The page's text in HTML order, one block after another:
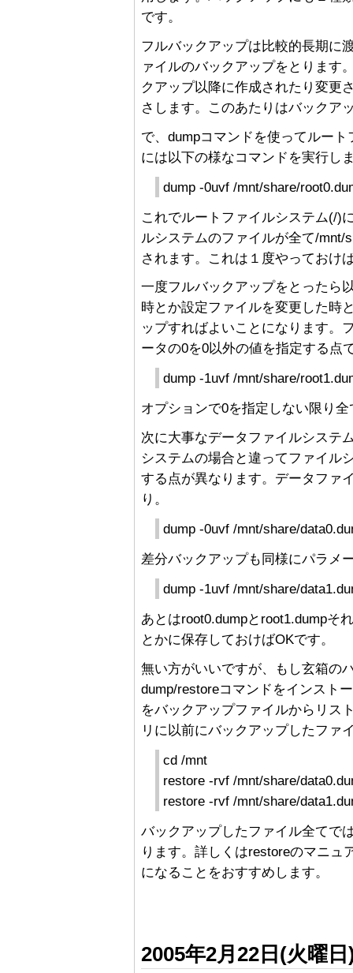
です。
フルバックアップは比較的長期に
ァイルのバックアップをとります
クアップ以降に作成されたり変更
さします。このあたりはバックア
で、dumpコマンドを使ってルー
には以下の様なコマンドを実行し
dump -0uvf /mnt/share/
これでルートファイルシステム(/)
ルシステムのファイルが全て/mnt/
されます。これは１度やっておけ
一度フルバックアップをとったら
時とか設定ファイルを変更した時
ップすればよいことになります。
ータの0を0以外の値を指定する点
dump -1uvf /mnt/share/
オプションで0を指定しない限り
次に大事なデータファイルシステ
システムの場合と違ってファイル
する点が異なります。データファ
り。
dump -0uvf /mnt/share/
差分バックアップも同様にパラメ
dump -1uvf /mnt/share/
あとはroot0.dumpとroot1.dumpそ
とかに保存しておけばOKです。
無い方がいいですが、もし玄箱の
dump/restoreコマンドをインスト
をバックアップファイルからリス
リに以前にバックアップしたファ
cd /mnt
restore -rvf /mnt/share/
restore -rvf /mnt/share/
バックアップしたファイル全てで
ります。詳しくはrestoreのマニュ
になることをおすすめします。
2005年2月22日(火曜日